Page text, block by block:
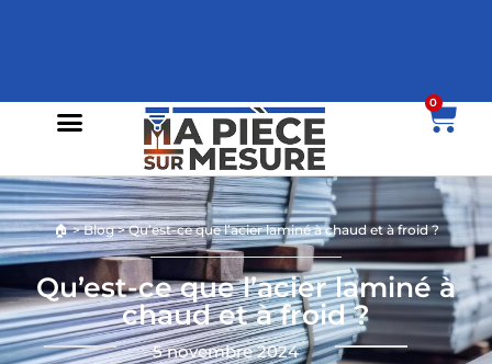
0
🏠>Blog>Qu’est-ce que l’acier laminé à chaud et à froid ?
Qu’est-ce que l’acier laminé à
chaud et à froid ?
5 novembre 2024